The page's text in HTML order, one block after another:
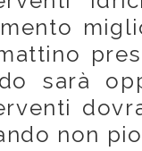
sarà
non